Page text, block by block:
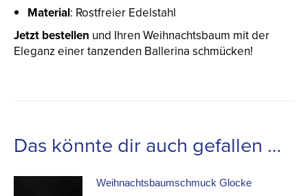
Material: Rostfreier Edelstahl
Jetzt bestellen und Ihren Weihnachtsbaum mit der
Eleganz einer tanzenden Ballerina schmücken!
Das könnte dir auch gefallen …
Weihnachtsbaumschmuck Glocke